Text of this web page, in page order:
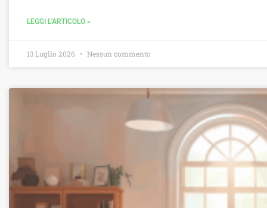
LEGGI L'ARTICOLO »
13 Luglio 2026 Nessun commento